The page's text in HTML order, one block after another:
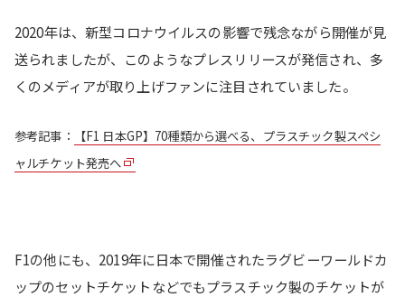
2020年は、新型コロナウイルスの影響で残念ながら開催が見
送られましたが、このようなプレスリリースが発信され、多
くのメディアが取り上げファンに注目されていました。
参考記事：
【F1 日本GP】70種類から選べる、プラスチック製スペシ
ャルチケット発売へ
F1の他にも、2019年に日本で開催されたラグビーワールドカ
ップのセットチケットなどでもプラスチック製のチケットが